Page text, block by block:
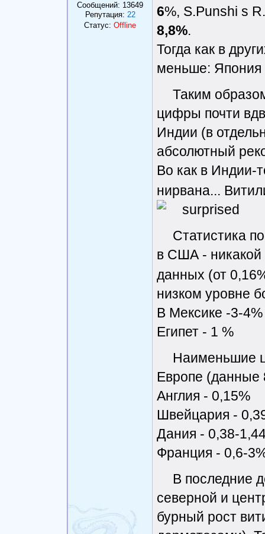
Сообщений: 13649
Репутация: 22
Статус: Offline
6%, S.Punshi s
8,8%.
Тогда как в
меньше: Япония
Таким
цифры почти
Индии (в
абсолютный
Во как в Индии-
нирвана...
Статистика
в США - никакой
данных (от
низком уровне
В Мексике -3-
Египет - 1 %
Наименьшие
Европе (данные
Англия - 0,15%
Швейцария -
Дания - 0,38-
Франция - 0,6-
В последние
северной и
бурный рост